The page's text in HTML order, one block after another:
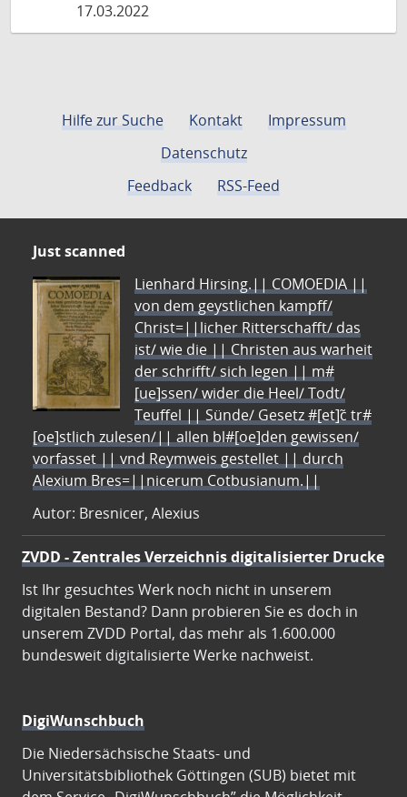
17.03.2022
Hilfe zur Suche Kontakt
Impressum
Datenschutz
Feedback
RSS-Feed
Just scanned
Lienhard Hirsing.|| COMOEDIA ||
von dem geystlichen kampff/
Christ=||licher Ritterschafft/ das
ist/ wie die || Christen aus warheit
der schrifft/ sich legen || m#
[ue]ssen/ wider die Heel/ Todt/
Teuffel || Sünde/ Gesetz #[et]c̃ tr#
[oe]stlich zulesen/|| allen bl#[oe]den gewissen/
vorfasset || vnd Reymweis gestellet || durch
Alexium Bres=||nicerum Cotbusianum.||
Autor: Bresnicer, Alexius
ZVDD - Zentrales Verzeichnis digitalisierter Drucke
Ist Ihr gesuchtes Werk noch nicht in unserem
digitalen Bestand? Dann probieren Sie es doch in
unserem ZVDD Portal, das mehr als 1.600.000
bundesweit digitalisierte Werke nachweist.
DigiWunschbuch
Die Niedersächsische Staats- und
Universitätsbibliothek Göttingen (SUB) bietet mit